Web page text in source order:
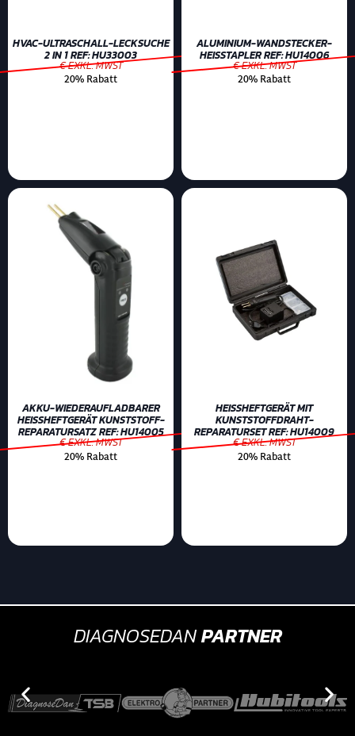
HVAC-ULTRASCHALL-LECKSUCHE
2 IN 1 REF: HU33003
€ EXKL. MWST
20% Rabatt
ALUMINIUM-WANDSTECKER-
HEISSTAPLER REF: HU14006
€ EXKL. MWST
20% Rabatt
AKKU-WIEDERAUFLADBARER
HEISSHEFTGERÄT KUNSTSTOFF-
REPARATURSATZ REF: HU14005
€ EXKL. MWST
20% Rabatt
HEISSHEFTGERÄT MIT K
UNSTSTOFFDRAHT-R
EPARATURSET REF: HU14009
€ EXKL. MWST
20% Rabatt
DIAGNOSEDANPARTNER